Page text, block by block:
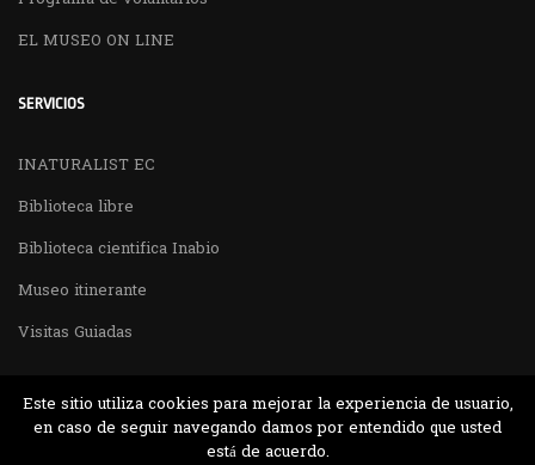
EL MUSEO ON LINE
SERVICIOS
INATURALIST EC
Biblioteca libre
Biblioteca cientifica Inabio
Museo itinerante
Visitas Guiadas
Este sitio utiliza cookies para mejorar la experiencia de usuario,
en caso de seguir navegando damos por entendido que usted
está de acuerdo.